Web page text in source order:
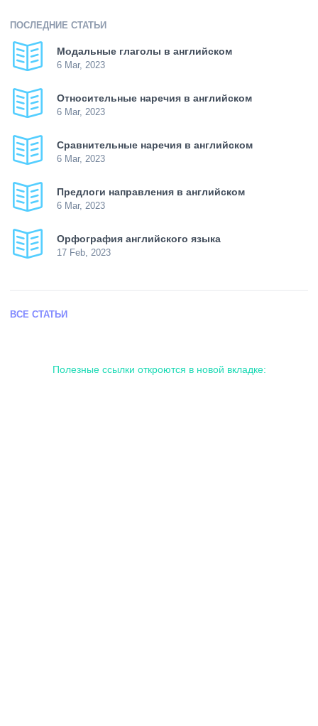
ПОСЛЕДНИЕ СТАТЬИ
Модальные глаголы в английском
6 Mar, 2023
Относительные наречия в английском
6 Mar, 2023
Сравнительные наречия в английском
6 Mar, 2023
Предлоги направления в английском
6 Mar, 2023
Орфография английского языка
17 Feb, 2023
ВСЕ СТАТЬИ
Полезные ссылки откроются в новой вкладке: